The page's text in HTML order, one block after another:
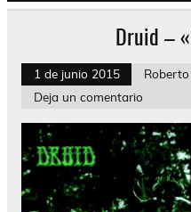
Druid –
1 de junio 2015
Deja un comentario